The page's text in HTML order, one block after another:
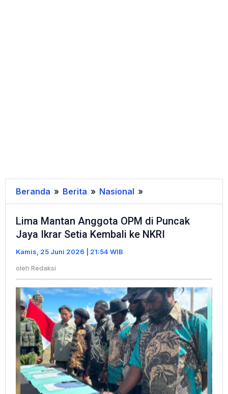
Beranda » Berita » Nasional »
Mantan
Anggota
OPM
Jaya
Ikrar
Setia
Kembali
ke
NKRI
Lima Mantan Anggota OPM di Puncak
Jaya Ikrar Setia Kembali ke NKRI
Kamis, 25 Juni 2026 | 21:54 WIB
oleh Redaksi